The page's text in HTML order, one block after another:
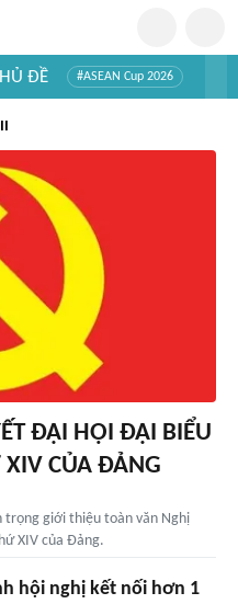
ĐỀ #ASEAN Cup 2026
ĐẠI HỘI ĐẠI BIỂU
CỦA ĐẢNG
trọng giới thiệu toàn văn Nghị
XIV của Đảng.
hội nghị kết nối hơn 1